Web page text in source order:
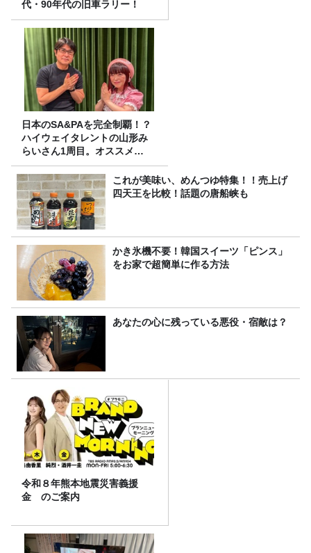
代・90年代の旧車ラリー！
日本のSA&PAを完全制覇！？
ハイウェイタレントの山形み
らいさん1周目。オススメ
SA・PAを紹介！
これが美味い、めんつゆ特集！！売上げ
四天王を比較！話題の唐船峡も
かき氷機不要！韓国スイーツ「ピンス」
をお家で超簡単に作る方法
あなたの心に残っている悪役・宿敵は？
令和８年熊本地震災害義援
金 のご案内